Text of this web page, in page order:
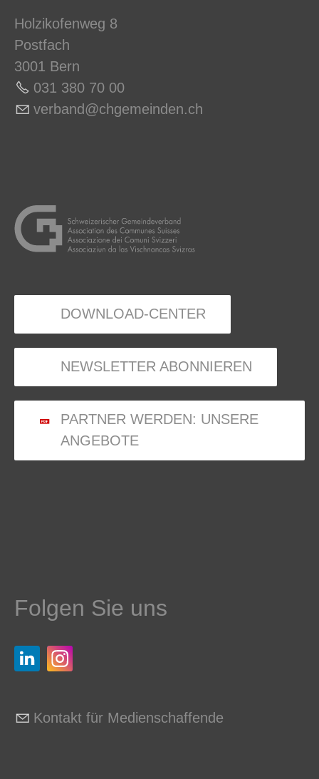
Holzikofenweg 8
Postfach
3001 Bern
031 380 70 00
v rb nd chg m nd n ch
DOWNLOAD-CENTER
NEWSLETTER ABONNIEREN
PARTNER WERDEN: UNSERE
ANGEBOTE
Folgen Sie uns
Kontakt für Medienschaffende